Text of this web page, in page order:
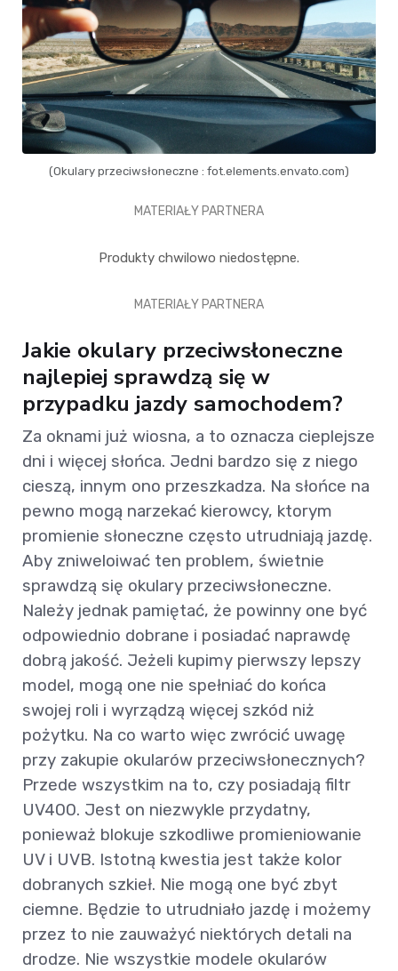
(Okulary przeciwsłoneczne : fot.elements.envato.com)
MATERIAŁY PARTNERA
Produkty chwilowo niedostępne.
MATERIAŁY PARTNERA
Jakie okulary przeciwsłoneczne
najlepiej sprawdzą się w
przypadku jazdy samochodem?
Za oknami już wiosna, a to oznacza cieplejsze
dni i więcej słońca. Jedni bardzo się z niego
cieszą, innym ono przeszkadza. Na słońce na
pewno mogą narzekać kierowcy, ktorym
promienie słoneczne często utrudniają jazdę.
Aby zniweloiwać ten problem, świetnie
sprawdzą się okulary przeciwsłoneczne.
Należy jednak pamiętać, że powinny one być
odpowiednio dobrane i posiadać naprawdę
dobrą jakość. Jeżeli kupimy pierwszy lepszy
model, mogą one nie spełniać do końca
swojej roli i wyrządzą więcej szkód niż
pożytku. Na co warto więc zwrócić uwagę
przy zakupie okularów przeciwsłonecznych?
Przede wszystkim na to, czy posiadają filtr
UV400. Jest on niezwykle przydatny,
ponieważ blokuje szkodliwe promieniowanie
UV i UVB. Istotną kwestia jest także kolor
dobranych szkieł. Nie mogą one być zbyt
ciemne. Będzie to utrudniało jazdę i możemy
przez to nie zauważyć niektórych detali na
drodze. Nie wszystkie modele okularów